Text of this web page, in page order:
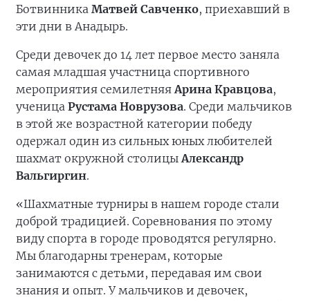
Ботвинника Матвей Савченко, приехавший в
эти дни в Анадырь.
Среди девочек до 14 лет первое место заняла
самая младшая участница спортивного
мероприятия семилетняяАрина Кравцова,
ученица Рустама Новрузова. Среди мальчиков
в этой же возрастной категории победу
одержал один из сильных юных любителей
шахмат окружной столицыАлександр
Вальгиргин.
«Шахматные турниры в нашем городе стали
доброй традицией. Соревнования по этому
виду спорта в городе проводятся регулярно.
Мы благодарны тренерам, которые
занимаются с детьми, передавая им свои
знания и опыт. У мальчиков и девочек,